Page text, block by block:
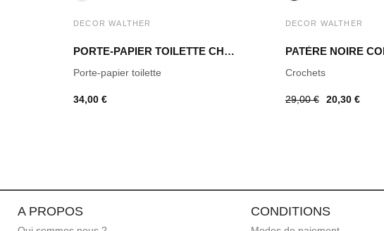
DECOR WALTHER
PORTE-PAPIER TOILETTE CHROME POLI BA TPH1
Porte-papier toilette
34,00 €
DECOR WALTHER
Crochets
29,00 € 20,30 €
A PROPOS CONDITIONS